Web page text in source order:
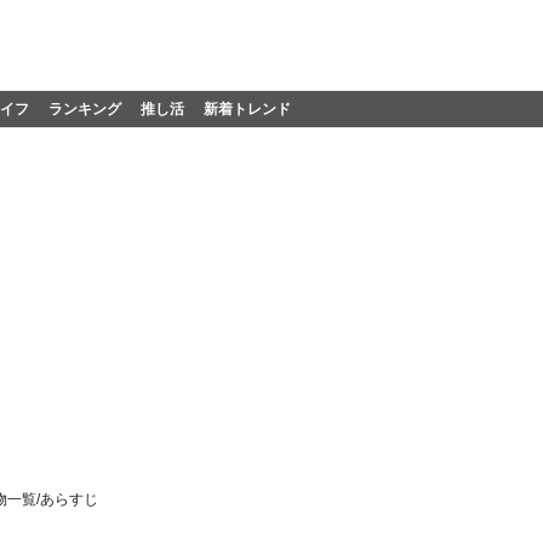
フ ランキング 推し活 新着トレンド
一覧/あらすじ